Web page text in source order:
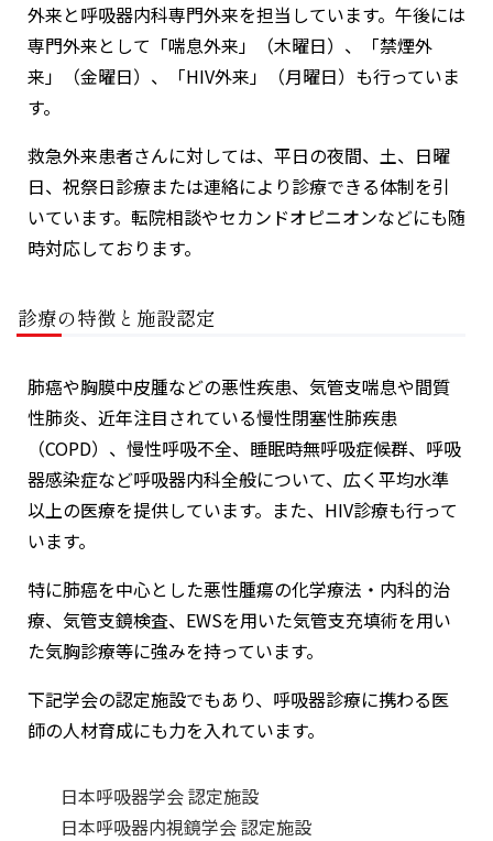
外来と呼吸器内科専門外来を担当しています。午後には
専門外来として「喘息外来」（木曜日）、「禁煙外
来」（金曜日）、「HIV外来」（月曜日）も行っていま
す。
救急外来患者さんに対しては、平日の夜間、土、日曜
日、祝祭日診療または連絡により診療できる体制を引
いています。転院相談やセカンドオピニオンなどにも随
時対応しております。
診療の特徴と施設認定
肺癌や胸膜中皮腫などの悪性疾患、気管支喘息や間質
性肺炎、近年注目されている慢性閉塞性肺疾患
（COPD）、慢性呼吸不全、睡眠時無呼吸症候群、呼吸
器感染症など呼吸器内科全般について、広く平均水準
以上の医療を提供しています。また、HIV診療も行って
います。
特に肺癌を中心とした悪性腫瘍の化学療法・内科的治
療、気管支鏡検査、EWSを用いた気管支充填術を用い
た気胸診療等に強みを持っています。
下記学会の認定施設でもあり、呼吸器診療に携わる医
師の人材育成にも力を入れています。
日本呼吸器学会 認定施設
日本呼吸器内視鏡学会 認定施設